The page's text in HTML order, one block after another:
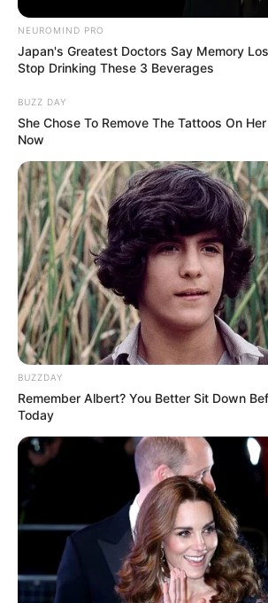
SMTOWN Live 2022 : SMCU
SMTOWN Live “Culture Humanity” (2021)
Beyond LIVE #Cinema – Kai : KLoor
Endorse
Bobbi Brown(2020)
GUCCI Eyewear(2018)
Levi’s(2018)
Main dancer adalah posisi yang paling tepat
karirnya. Ia sudah tertarik dengan seni
mengembangkan minat serta bakatnya
TAGS AKTOR EXO KAI PENYANYI
NEUROMIND PRO
Japan's Greatest Doctors Say Memory
Stop Drinking These 3 Beverages
BUZZ DAY
She Chose To Remove The Tattoos On
Now
BUZZDAY
Remember Albert? You Better Sit Down
Today